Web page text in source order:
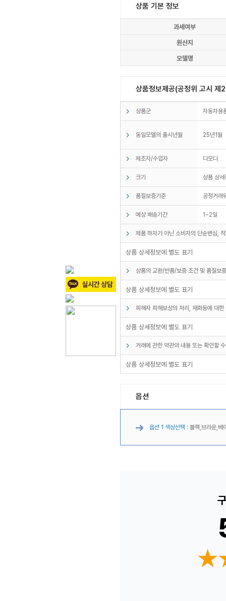
상품 기본 정보
과세여부
원산지
모델명
상품정보제공(공정위 고시
상품군 자동차용
동일모델의 출시년월 25년1월
제조자/수입자 다모다
크기 상품 상
품질보증기준 공정거래
예상 배송기간 1~2일
제품 하자가 아닌 소비자의 단순변심,
상품 상세정보에 별도 표기
상품의 교환/반품/보증 조건 및 품질보
상품 상세정보에 별도 표기
피해자 피해보상의 처리, 재화등에 대
상품 상세정보에 별도 표기
거래에 관한 약관의 내용 또는 확인할
상품 상세정보에 별도 표기
옵션
옵션 1 색상선택 : 블랙,브라운,베